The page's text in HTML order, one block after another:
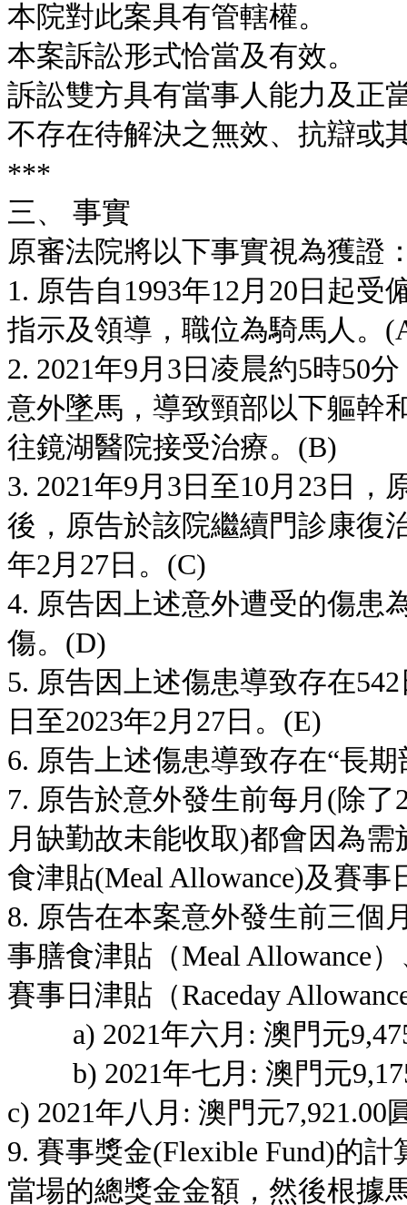
本院對此案具有管轄權。
本案訴訟形式恰當及有效。
訴訟雙方具有當事人能力及正
不存在待解決之無效、抗辯或
***
三、 事實
原審法院將以下事實視為獲證
1. 原告自1993年12月20日起
指示及領導，職位為騎馬人。
2. 2021年9月3日凌晨約5時50
意外墜馬，導致頸部以下軀幹
往鏡湖醫院接受治療。(B)
3. 2021年9月3日至10月23日
後，原告於該院繼續門診康復
年2月27日。(C)
4. 原告因上述意外遭受的傷患
傷。(D)
5. 原告因上述傷患導致存在
日至2023年2月27日。(E)
6. 原告上述傷患導致存在“長
7. 原告於意外發生前每月(除
月缺勤故未能收取)都會因為
食津貼(Meal Allowance)及賽事
8. 原告在本案意外發生前三個
事膳食津貼（Meal Allowance
賽事日津貼（Raceday
a) 2021年六月: 澳門元
b) 2021年七月: 澳門元
c) 2021年八月: 澳門元7,921.00
9. 賽事獎金(Flexible Fund)的
當場的總獎金金額，然後根據